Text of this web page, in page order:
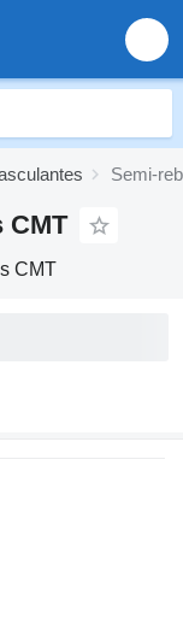
Semi-
CMT
CMT